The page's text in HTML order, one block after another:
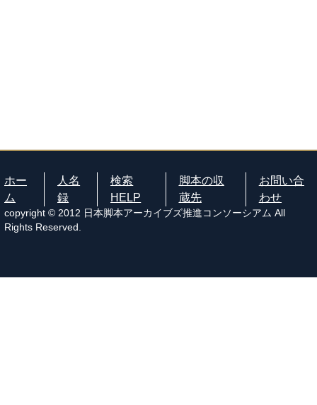
ホー
ム
人名
録
検索
HELP
脚本の収
蔵先
お問い合
わせ
copyright © 2012 日本脚本アーカイブズ推進コンソーシアム All
Rights Reserved.